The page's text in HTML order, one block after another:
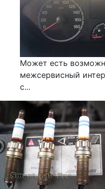
Может есть
межсервисный
с...